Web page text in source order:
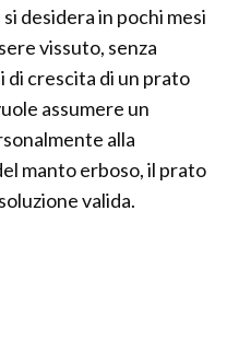
desidera in pochi mesi
vissuto, senza
crescita di un prato
assumere un
alla
manto erboso, il prato
valida.